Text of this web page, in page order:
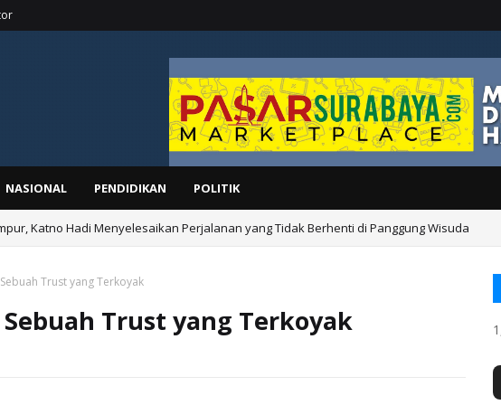
NASIONAL PENDIDIKAN POLITIK
Katno Hadi Menyelesaikan Perjalanan yang Tidak Berhenti di Panggung Wisuda
Trust yang Terkoyak
Trust yang Terkoyak